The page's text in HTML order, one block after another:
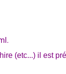
(etc...) il est